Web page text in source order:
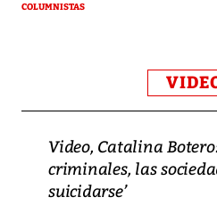
COLUMNISTAS
Video, Catalina
criminales, las
suicidarse’